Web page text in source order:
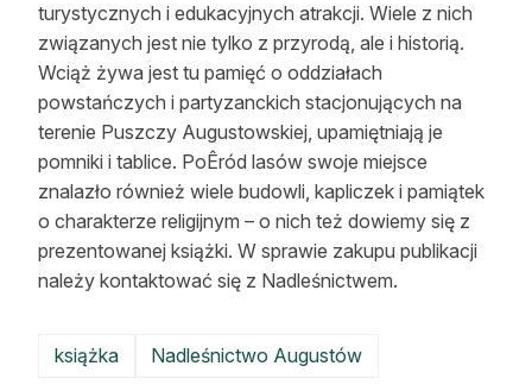
turystycznych i edukacyjnych atrakcji. Wiele z nich
związanych jest nie tylko z przyrodą, ale i historią.
Wciąż żywa jest tu pamięć o oddziałach
powstańczych i partyzanckich stacjonujących na
terenie Puszczy Augustowskiej, upamiętniają je
pomniki i tablice. PoÊród lasów swoje miejsce
znalazło również wiele budowli, kapliczek i pamiątek
o charakterze religijnym – o nich też dowiemy się z
prezentowanej książki. W sprawie zakupu publikacji
należy kontaktować się z Nadleśnictwem.
książka Nadleśnictwo Augustów